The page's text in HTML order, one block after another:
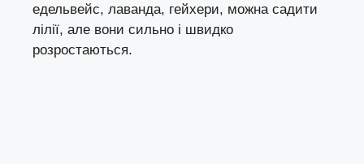
едельвейс, лаванда, гейхери, можна садити
лілії, але вони сильно і швидко
розростаються.